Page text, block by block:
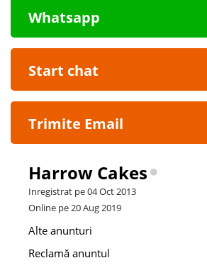
Whatsapp
Start chat
Trimite Email
Harrow Cakes
Inregistrat pe 04 Oct 2013
Online pe 20 Aug 2019
Alte anunturi
Reclamă anuntul